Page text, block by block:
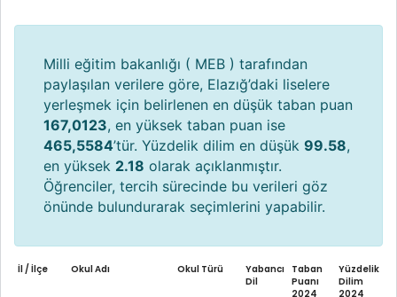
Milli eğitim bakanlığı ( MEB ) tarafından
paylaşılan verilere göre, Elazığ’daki liselere
yerleşmek için belirlenen en düşük taban puan
167,0123, en yüksek taban puan ise
465,5584’tür. Yüzdelik dilim en düşük 99.58,
en yüksek 2.18 olarak açıklanmıştır.
Öğrenciler, tercih sürecinde bu verileri göz
önünde bulundurarak seçimlerini yapabilir.
İl / İlçe Okul Adı Okul Türü
Yabancı
Dil
Taban
Puanı
2024
Yüzdelik
Dilim
2024